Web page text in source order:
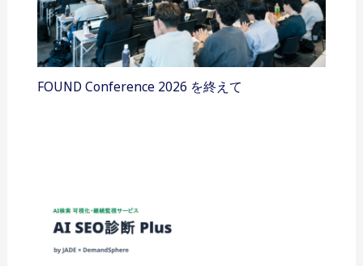
FOUND Conference 2026 を終えて